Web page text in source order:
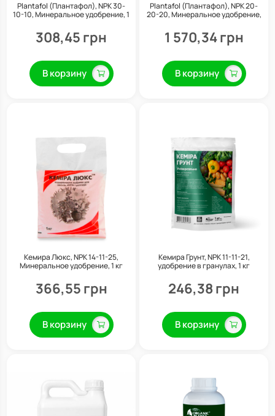
Plantafol (Плантафол), NPK 30-
10-10, Минеральное удобрение, 1
308,45 грн
В корзину
Plantafol (Плантафол), NPK 20-
20-20, Минеральное удобрение,
1 570,34 грн
В корзину
Кемира Люкс, NPK 14-11-25,
Минеральное удобрение, 1 кг
366,55 грн
В корзину
Кемира Грунт, NPK 11-11-21,
удобрение в гранулах, 1 кг
246,38 грн
В корзину